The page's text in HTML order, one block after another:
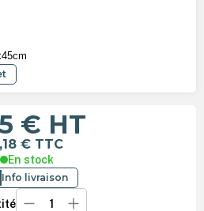
€ HT
€ TTC
En stock
Info livraison